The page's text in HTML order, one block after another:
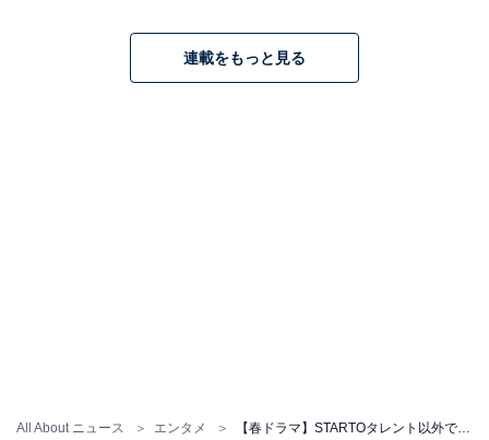
All About ニュース エンタメ 【春ドラマ】STARTOタレント以外で注目の「若手イケメン俳優」3選！ 『GIFT』本田響矢と、あと2人は？
連載をもっと見る